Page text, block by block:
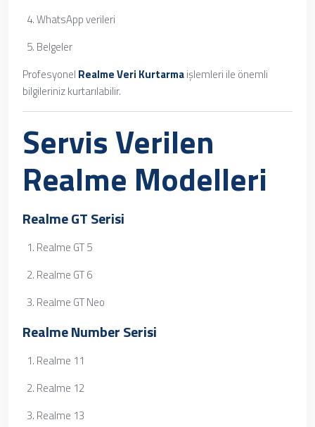
WhatsApp verileri
Belgeler
Profesyonel Realme Veri Kurtarmaişlemleri ile önemli
bilgileriniz kurtarılabilir.
Servis Verilen
Realme Modelleri
Realme GT Serisi
Realme GT 5
Realme GT 6
Realme GT Neo
Realme Number Serisi
Realme 11
Realme 12
Realme 13